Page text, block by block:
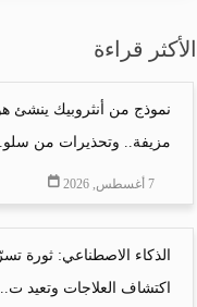
الأكثر قراءة
نموذج من أنثروبيك ينشئ
مزيفة.. وتحذيرات من
7 أغسطس, 2026
الذكاء الاصطناعي: ثورة
اكتشاف العلاجات وتعيد